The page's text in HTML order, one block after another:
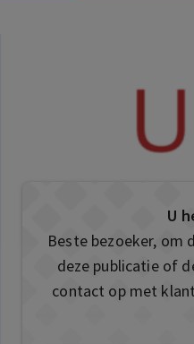
U
Beste bezoeker, om
deze publicatie of
contact op met